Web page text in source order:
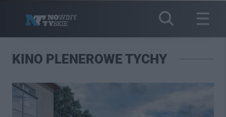
KINO PLENEROWE TYCHY